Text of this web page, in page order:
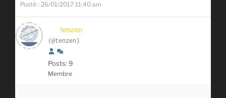
Posté : 26/01/2017 11:40 am
tenzen
(@tenzen)
Posts: 9
Membre